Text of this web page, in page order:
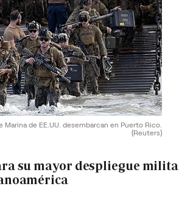
Marina de EE.UU. desembarcan en Puerto Rico.
(Reuters)
su mayor despliegue